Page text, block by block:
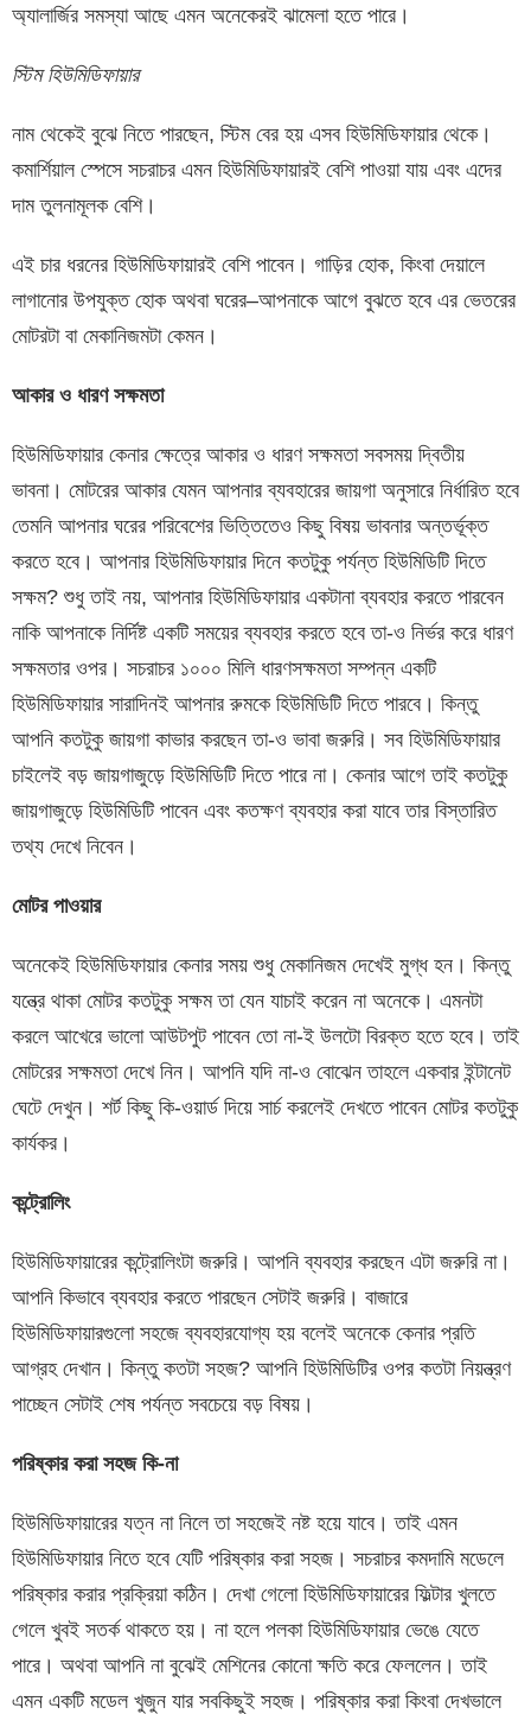
অ্যালার্জির সমস্যা আছে এমন অনেকেরই ঝামেলা হতে পারে।
স্টিম হিউমিডিফায়ার
নাম থেকেই বুঝে নিতে পারছেন, স্টিম বের হয় এসব হিউমিডিফায়ার থেকে।
কমার্শিয়াল স্পেসে সচরাচর এমন হিউমিডিফায়ারই বেশি পাওয়া যায় এবং এদের
দাম তুলনামূলক বেশি।
এই চার ধরনের হিউমিডিফায়ারই বেশি পাবেন। গাড়ির হোক, কিংবা দেয়ালে
লাগানোর উপযুক্ত হোক অথবা ঘরের–আপনাকে আগে বুঝতে হবে এর ভেতরের
মোটরটা বা মেকানিজমটা কেমন।
আকার ও ধারণ সক্ষমতা
হিউমিডিফায়ার কেনার ক্ষেত্রে আকার ও ধারণ সক্ষমতা সবসময় দ্বিতীয়
ভাবনা। মোটরের আকার যেমন আপনার ব্যবহারের জায়গা অনুসারে নির্ধারিত হবে
তেমনি আপনার ঘরের পরিবেশের ভিত্তিতেও কিছু বিষয় ভাবনার অন্তর্ভূক্ত
করতে হবে। আপনার হিউমিডিফায়ার দিনে কতটুকু পর্যন্ত হিউমিডিটি দিতে
সক্ষম? শুধু তাই নয়, আপনার হিউমিডিফায়ার একটানা ব্যবহার করতে পারবেন
নাকি আপনাকে নির্দিষ্ট একটি সময়ের ব্যবহার করতে হবে তা-ও নির্ভর করে ধারণ
সক্ষমতার ওপর। সচরাচর ১০০০ মিলি ধারণসক্ষমতা সম্পন্ন একটি
হিউমিডিফায়ার সারাদিনই আপনার রুমকে হিউমিডিটি দিতে পারবে। কিন্তু
আপনি কতটুকু জায়গা কাভার করছেন তা-ও ভাবা জরুরি। সব হিউমিডিফায়ার
চাইলেই বড় জায়গাজুড়ে হিউমিডিটি দিতে পারে না। কেনার আগে তাই কতটুকু
জায়গাজুড়ে হিউমিডিটি পাবেন এবং কতক্ষণ ব্যবহার করা যাবে তার বিস্তারিত
তথ্য দেখে নিবেন।
মোটর পাওয়ার
অনেকেই হিউমিডিফায়ার কেনার সময় শুধু মেকানিজম দেখেই মুগ্ধ হন। কিন্তু
যন্ত্রে থাকা মোটর কতটুকু সক্ষম তা যেন যাচাই করেন না অনেকে। এমনটা
করলে আখেরে ভালো আউটপুট পাবেন তো না-ই উলটো বিরক্ত হতে হবে। তাই
মোটরের সক্ষমতা দেখে নিন। আপনি যদি না-ও বোঝেন তাহলে একবার ইন্টানেট
ঘেটে দেখুন। শর্ট কিছু কি-ওয়ার্ড দিয়ে সার্চ করলেই দেখতে পাবেন মোটর কতটুকু
কার্যকর।
কন্ট্রোলিং
হিউমিডিফায়ারের কন্ট্রোলিংটা জরুরি। আপনি ব্যবহার করছেন এটা জরুরি না।
আপনি কিভাবে ব্যবহার করতে পারছেন সেটাই জরুরি। বাজারে
হিউমিডিফায়ারগুলো সহজে ব্যবহারযোগ্য হয় বলেই অনেকে কেনার প্রতি
আগ্রহ দেখান। কিন্তু কতটা সহজ? আপনি হিউমিডিটির ওপর কতটা নিয়ন্ত্রণ
পাচ্ছেন সেটাই শেষ পর্যন্ত সবচেয়ে বড় বিষয়।
পরিষ্কার করা সহজ কি-না
হিউমিডিফায়ারের যত্ন না নিলে তা সহজেই নষ্ট হয়ে যাবে। তাই এমন
হিউমিডিফায়ার নিতে হবে যেটি পরিষ্কার করা সহজ। সচরাচর কমদামি মডেলে
পরিষ্কার করার প্রক্রিয়া কঠিন। দেখা গেলো হিউমিডিফায়ারের ফিল্টার খুলতে
গেলে খুবই সতর্ক থাকতে হয়। না হলে পলকা হিউমিডিফায়ার ভেঙে যেতে
পারে। অথবা আপনি না বুঝেই মেশিনের কোনো ক্ষতি করে ফেললেন। তাই
এমন একটি মডেল খুজুন যার সবকিছুই সহজ। পরিষ্কার করা কিংবা দেখভালে